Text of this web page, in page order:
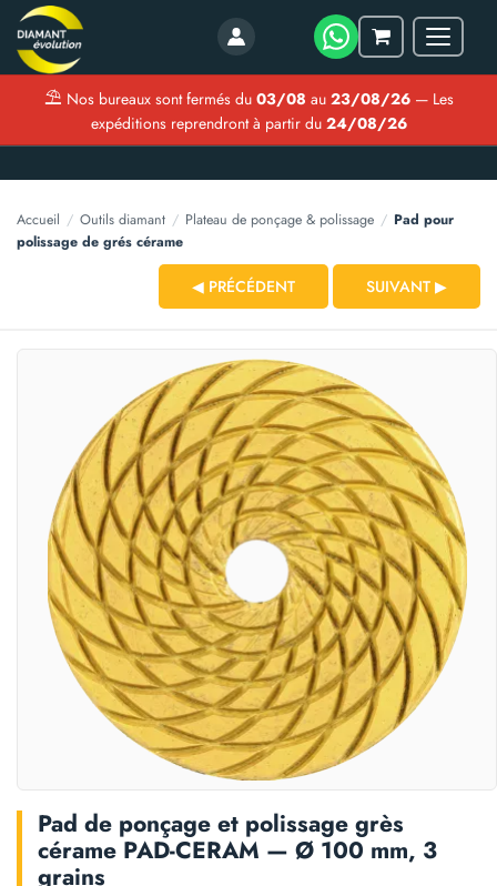
Mon
Menu
⛱ Nos bureaux sont fermés du 03/08 au 23/08/26— Les
expéditions reprendront à partir du 24/08/26
Accueil / Outils diamant / Plateau de ponçage & polissage / Pad pour
polissage de grés cérame
◀ PRÉCÉDENT SUIVANT ▶
Pad de ponçage et polissage grès
cérame PAD-CERAM — Ø 100 mm, 3
grains